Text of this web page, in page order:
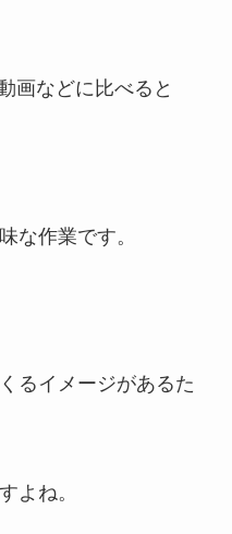
画などに比べると
な作業です。
るイメージがあるた
よね。